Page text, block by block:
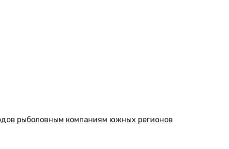
рыболовным компаниям южных регионов